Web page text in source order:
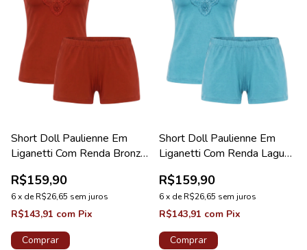
Short Doll Paulienne Em
Liganetti Com Renda Bronze
R$159,90
6x deR$26,65 sem juros
R$143,91 com Pix
Comprar
Short Doll Paulienne Em
Liganetti Com Renda Laguna
R$159,90
6x deR$26,65 sem juros
R$143,91 com Pix
Comprar